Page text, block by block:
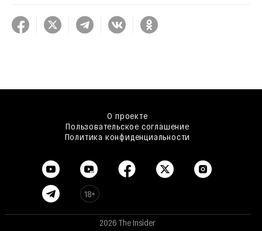
О проекте
Пользовательское соглашение
Политика конфиденциальности
18+
2026 The Insider